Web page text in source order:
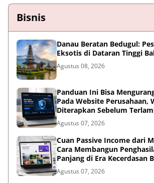
Bisnis
Danau Beratan Bedugul:
Eksotis di Dataran Tinggi
Agustus 08, 2026
Panduan Ini Bisa
Pada Website Perusahaan,
Diterapkan Sebelum
Agustus 07, 2026
Cuan Passive Income dari
Cara Membangun
Panjang di Era Kecerdasan
Agustus 07, 2026